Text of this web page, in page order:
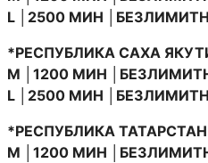
L │2500 МИН
*РЕСПУБЛИКА САХА
M │1200 МИН
L │2500 МИН
*РЕСПУБЛИКА
M │1200 МИН